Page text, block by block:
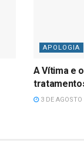
APOLOGIA
A Vítima e
3 DE AGOSTO